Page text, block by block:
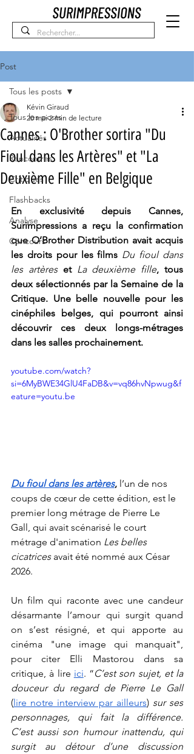
Post
Tous les posts
Actualités
Rencontres
Critiques
Flashbacks
Analyse
Concours
Tous les posts
Cannes : O'Brother sortira "Du
Fioul dans les Artères" et "La
Deuxième Fille" en Belgique
Kévin Giraud
20 mai 2 min de lecture
En exclusivité depuis Cannes,
Surimpressions a reçu la confirmation
que O’Brother Distribution avait acquis
les droits pour les films Du fioul dans
les artères et La deuxième fille, tous
deux sélectionnés par la Semaine de la
Critique. Une belle nouvelle pour les
cinéphiles belges, qui pourront ainsi
découvrir ces deux longs-métrages
dans les salles prochainement.
youtube.com/watch?
si=6MyBWE34GlU4FaDB&v=vq86hvNpwug&f
eature=youtu.be
Du fioul dans les artères, l’un de nos
coups de cœur de cette édition, est le
premier long métrage de Pierre Le
Gall, qui avait scénarisé le court
métrage d'animation Les belles
cicatrices avait été nommé aux César
2026.
Un film qui raconte avec une candeur
désarmante l’amour qui surgit quand
on s’est résigné, et qui apporte au
cinéma "une image qui manquait",
pour citer Elli Mastorou dans sa
critique, à lire ici. “C’est son sujet, et la
douceur du regard de Pierre Le Gall
(lire notre interview par ailleurs) sur ses
personnages, qui fait la différence.
C’est aussi son humour inattendu, qui
surgit au détour d’une discussion